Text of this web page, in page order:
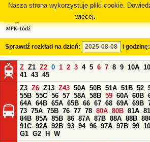
Nasza strona wykorzystuje pliki cookie.
więcej.
Sprawdź rozkład na dzień: i godzinę:
Z Z1 Z2 0 1 2 3 4 5 6 7 8 9 10A
41 43 45
Z3 Z6 Z13 Z43 50A 50B 51A 51B 52
55B 55C 56 57 58A 58B 59 60A 60B
64A 64B 65A 65B 66 67 68 69A 69B
73 75A 75B 76 77 78 80A 80B 81A
84B 85A 85B 86 87A 87B 88A 88B
91C 92A 92B 93 94 96 97A 97B 99
G1 G2 H
W